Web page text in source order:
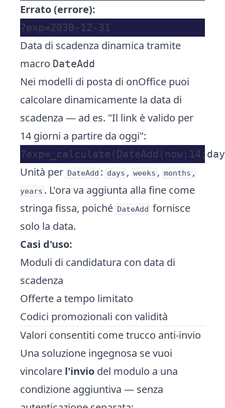
Errato (errore):
Data di scadenza dinamica tramite
macro DateAdd
Nei modelli di posta di onOffice puoi
calcolare dinamicamente la data di
scadenza — ad es. "Il link è valido per
14 giorni a partire da oggi":
Unità per DateAdd : days , weeks , months ,
years . L'ora va aggiunta alla fine come
stringa fissa, poiché DateAdd fornisce
solo la data.
Casi d'uso:
Moduli di candidatura con data di
scadenza
Offerte a tempo limitato
Codici promozionali con validità
Valori consentiti cometrucco anti-invio
Una soluzione ingegnosa se vuoi
vincolare l'invio del modulo a una
condizione aggiuntiva — senza